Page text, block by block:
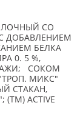
СО
ДОБАВЛЕНИЕМ
БЕЛКА
0. 5 %,
СОКОМ
МИКС"
СТАКАН,
ACTIVE